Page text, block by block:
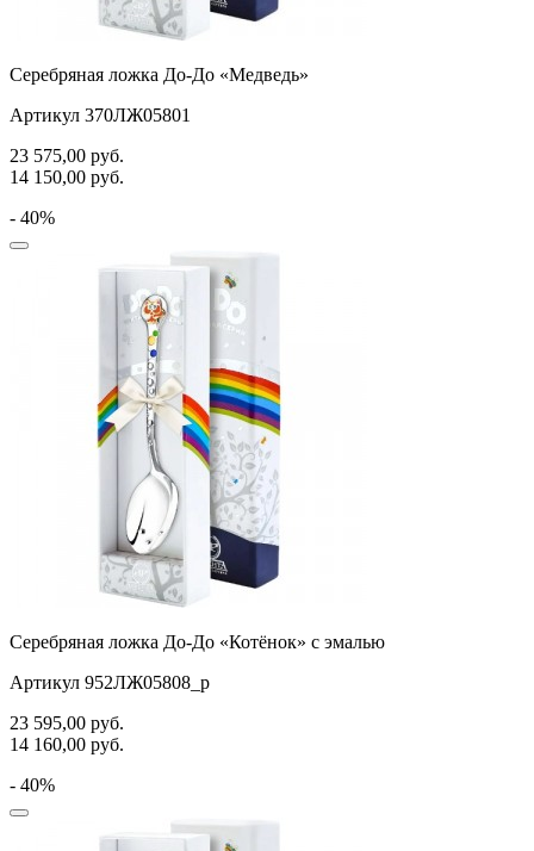
Серебряная ложка До-До «Медведь»
Артикул 370ЛЖ05801
23 575,00 руб.
14 150,00 руб.
- 40%
Серебряная ложка До-До «Котёнок» с эмалью
Артикул 952ЛЖ05808_р
23 595,00 руб.
14 160,00 руб.
- 40%